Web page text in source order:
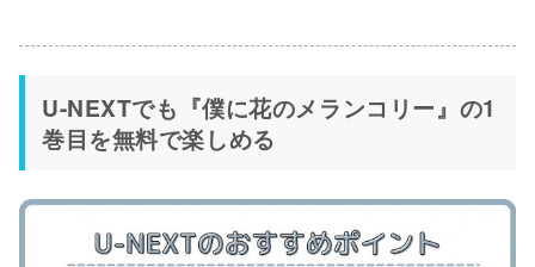
U-NEXTでも『僕に花のメランコリー』の1
巻目を無料で楽しめる